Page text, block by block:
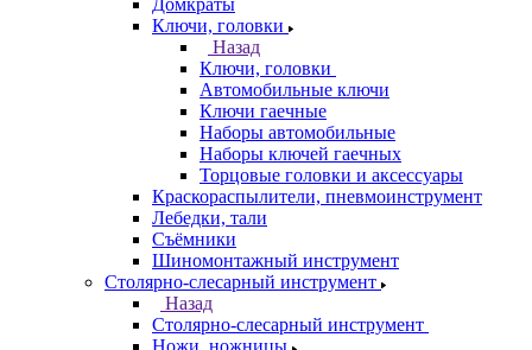
Домкраты
Ключи, головки
Назад
Ключи, головки
Автомобильные ключи
Ключи гаечные
Наборы автомобильные
Наборы ключей гаечных
Торцовые головки и аксессуары
Краскораспылители, пневмоинструмент
Лебедки, тали
Съёмники
Шиномонтажный инструмент
Столярно-слесарный инструмент
Назад
Столярно-слесарный инструмент
Ножи, ножницы